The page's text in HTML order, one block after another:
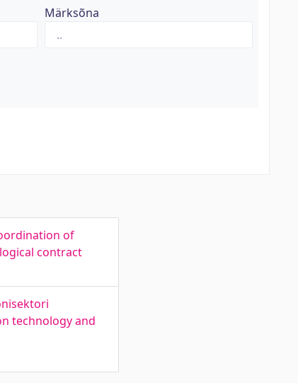
Märksõna
of
contract
technology and